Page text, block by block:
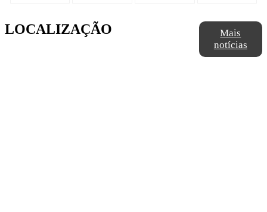
Mais
notícias
LOCALIZAÇÃO